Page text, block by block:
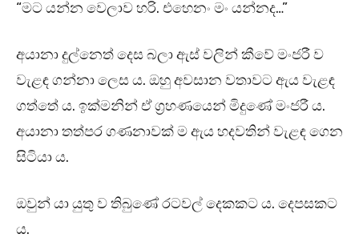
“මට යන්න වෙලාව හරි. එහෙනං මං යන්නද…”
අයානා දුල්නෙත් දෙස බලා ඇස් වලින් කීවේ මංජරී ව
වැළඳ ගන්නා ලෙස ය. ඔහු අවසාන වතාවට ඇය වැළඳ
ගත්තේ ය. ඉක්මනින් ඒ ග්‍රහණයෙන් මිදුණේ මංජරී ය.
අයානා තත්පර ගණනාවක් ම ඇය හදවතින් වැළඳ ගෙන
සිටියා ය.
ඔවුන් යා යුතු ව තිබුණේ රටවල් දෙකකට ය. දෙපසකට
ය.